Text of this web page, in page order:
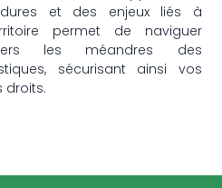
et des enjeux liés à
permet de naviguer
les méandres des
sécurisant ainsi vos
droits.